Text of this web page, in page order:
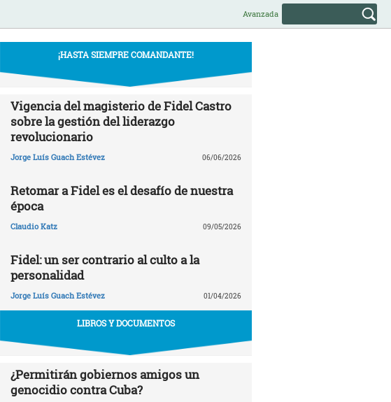
Avanzada
¡HASTA SIEMPRE COMANDANTE!
Vigencia del magisterio de Fidel Castro
sobre la gestión del liderazgo
revolucionario
Jorge Luís Guach Estévez 06/06/2026
Retomar a Fidel es el desafío de nuestra
época
Claudio Katz 09/05/2026
Fidel: un ser contrario al culto a la
personalidad
Jorge Luís Guach Estévez 01/04/2026
LIBROS Y DOCUMENTOS
¿Permitirán gobiernos amigos un
genocidio contra Cuba?